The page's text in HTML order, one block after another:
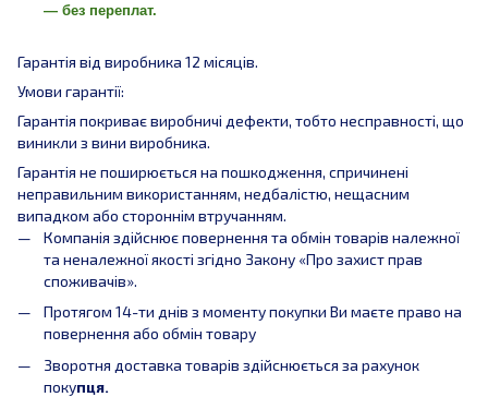
— без переплат.
Гарантія від виробника 12 місяців.
Умови гарантії:
Гарантія покриває виробничі дефекти, тобто несправності, що
виникли з вини виробника.
Гарантія не поширюється на пошкодження, спричинені
неправильним використанням, недбалістю, нещасним
випадком або стороннім втручанням.
Компанія здійснює повернення та обмін товарів належної
та неналежної якості згідно Закону «Про захист прав
споживачів».
Протягом 14-ти днів з моменту покупки Ви маєте право на
повернення або обмін товару
Зворотня доставка товарів здійснюється за рахунок
покупця.